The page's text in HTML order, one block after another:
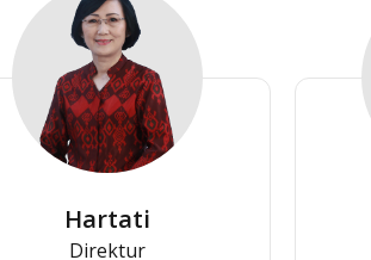
Hartati
Direktur